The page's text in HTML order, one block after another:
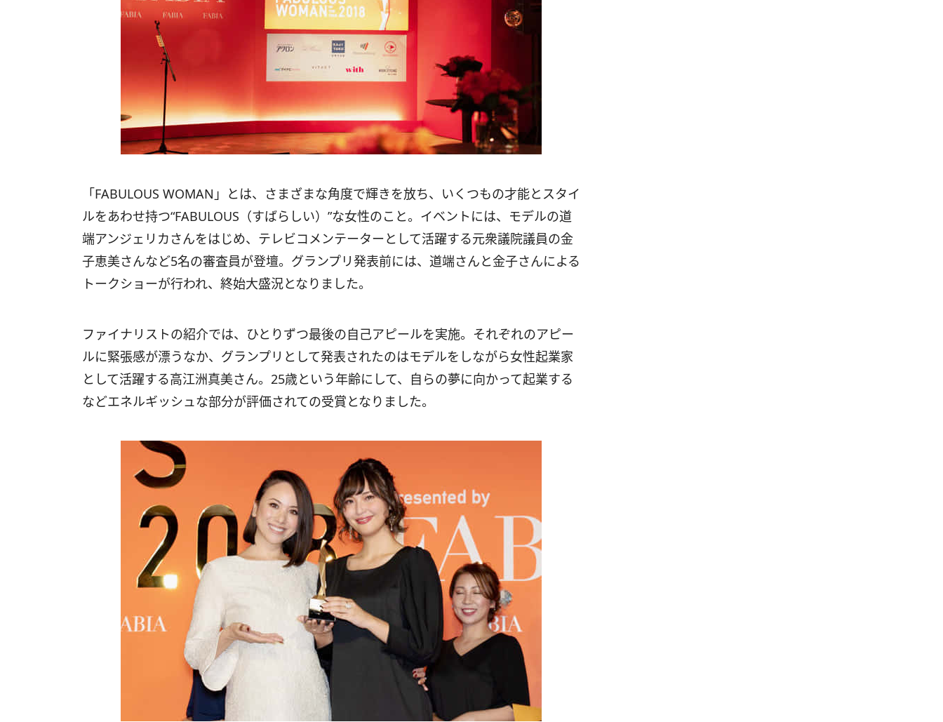
「FABULOUS WOMAN」とは、さまざまな角度で輝きを放ち、いくつもの才能とスタイ
ルをあわせ持つ“FABULOUS（すばらしい）”な女性のこと。イベントには、モデルの道
端アンジェリカさんをはじめ、テレビコメンテーターとして活躍する元衆議院議員の金
子恵美さんなど5名の審査員が登壇。グランプリ発表前には、道端さんと金子さんによる
トークショーが行われ、終始大盛況となりました。
ファイナリストの紹介では、ひとりずつ最後の自己アピールを実施。それぞれのアピー
ルに緊張感が漂うなか、グランプリとして発表されたのはモデルをしながら女性起業家
として活躍する高江洲真美さん。25歳という年齢にして、自らの夢に向かって起業する
などエネルギッシュな部分が評価されての受賞となりました。